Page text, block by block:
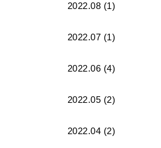
2022.08 (1)
2022.07 (1)
2022.06 (4)
2022.05 (2)
2022.04 (2)